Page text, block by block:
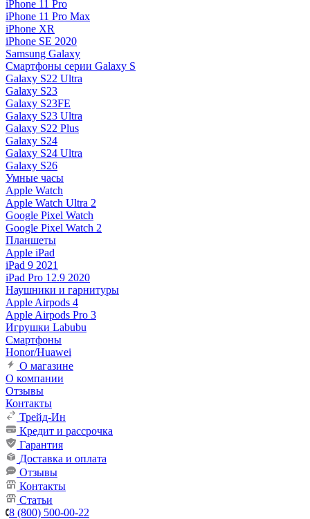
iPhone 11 Pro
iPhone 11 Pro Max
iPhone XR
iPhone SE 2020
Samsung Galaxy
Смартфоны серии Galaxy S
Galaxy S22 Ultra
Galaxy S23
Galaxy S23FE
Galaxy S23 Ultra
Galaxy S22 Plus
Galaxy S24
Galaxy S24 Ultra
Galaxy S26
Умные часы
Apple Watch
Apple Watch Ultra 2
Google Pixel Watch
Google Pixel Watch 2
Планшеты
Apple iPad
iPad 9 2021
iPad Pro 12.9 2020
Наушники и гарнитуры
Apple Airpods 4
Apple Airpods Pro 3
Игрушки Labubu
Смартфоны
Honor/Huawei
О магазине
О компании
Отзывы
Контакты
Трейд-Ин
Кредит и рассрочка
Гарантия
Доставка и оплата
Отзывы
Контакты
Статьи
8 (800) 500-00-22